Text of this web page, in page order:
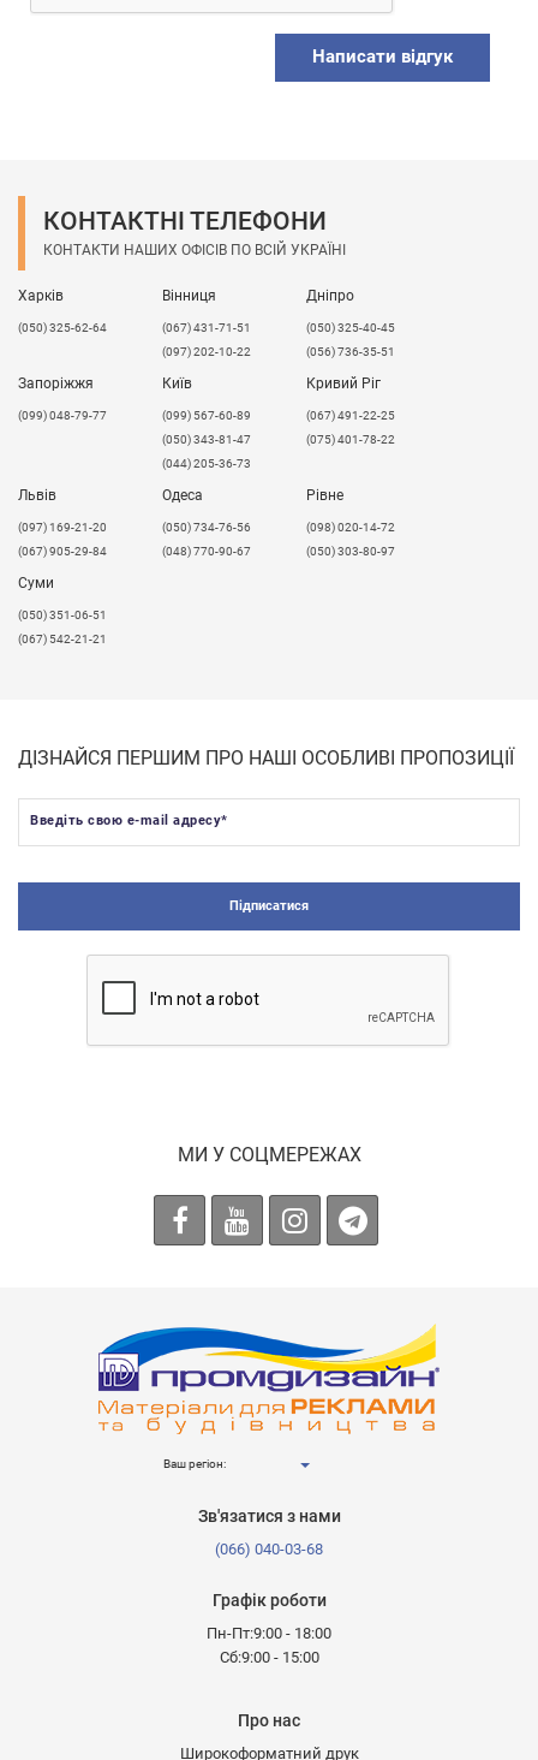
Написати відгук
КОНТАКТНІ ТЕЛЕФОНИ
КОНТАКТИ НАШИХ ОФІСІВ ПО ВСІЙ УКРАЇНІ
Харків
(050) 325-62-64
Вінниця
(067) 431-71-51
(097) 202-10-22
Дніпро
(050) 325-40-45
(056) 736-35-51
Запоріжжя
(099) 048-79-77
Київ
(099) 567-60-89
(050) 343-81-47
(044) 205-36-73
Кривий Ріг
(067) 491-22-25
(075) 401-78-22
Львів
​(097) 169-21-20
(067) 905-29-84
Одеса
(050) 734-76-56
(048) 770-90-67
Рівне
(098) 020-14-72
(050) 303-80-97
Суми
(050) 351-06-51
(067) 542-21-21
ДІЗНАЙСЯ ПЕРШИМ ПРО НАШІ ОСОБЛИВІ ПРОПОЗИЦІЇ
Введіть свою e-mail адресу*
Підписатися
МИ У СОЦМЕРЕЖАХ
Ваш регіон:
Зв'язатися з нами
(066) 040-03-68
Графік роботи
Пн-Пт:9:00 - 18:00
Сб:9:00 - 15:00
Про нас
Широкоформатний друк